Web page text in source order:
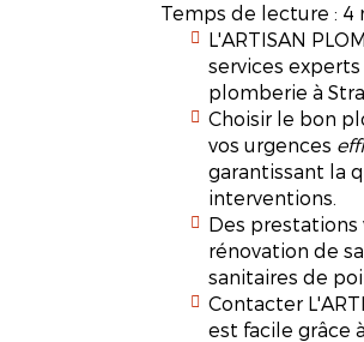
Temps de lecture : 4
L'ARTISAN
services
plomberie à
Choisir le bon
vos urgences
garantissant la
interventions.
Des prestations
rénovation de
sanitaires de
Contacter
est facile grâce